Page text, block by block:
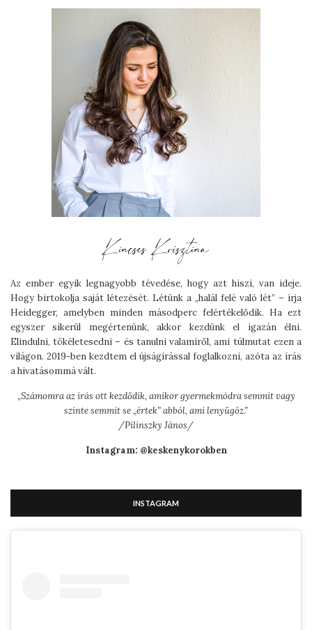
Az ember egyik legnagyobb tévedése, hogy azt hiszi, van ideje.
Hogy birtokolja saját létezését. Létünk a „halál felé való lét” – írja
Heidegger, amelyben minden másodperc felértékelődik. Ha ezt
egyszer sikerül megértenünk, akkor kezdünk el igazán élni.
Elindulni, tökéletesedni – és tanulni valamiről, ami túlmutat ezen a
világon. 2019-ben kezdtem el újságírással foglalkozni, azóta az írás
a hivatásommá vált.
„Számomra az írás ott kezdődik, amikor gyermekmódra semmit vagy
szinte semmit se „értek” abból, ami lenyűgöz.”
/Pilinszky János/
Instagram: @keskenykorokben
INSTAGRAM